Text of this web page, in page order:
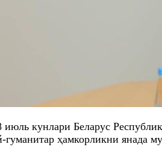
кунлари Беларус
гуманитар ҳамкорликни янада